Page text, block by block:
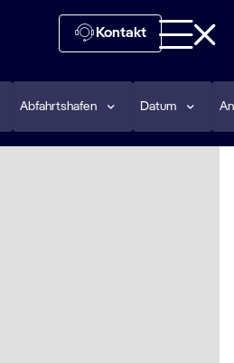
Kontakt
Abfahrtshafen Datum